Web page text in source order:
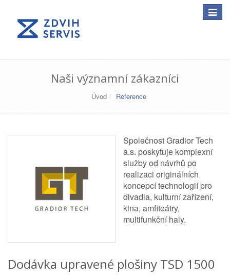
Toggle
Naši významní zákazníci
Úvod Reference
Společnost Gradior Tech
a.s. poskytuje komplexní
služby od návrhů po
realizaci originálních
koncepcí technologií pro
divadla, kulturní zařízení,
kina, amfiteátry,
multifunkční haly.
Dodávka upravené plošiny TSD 1500